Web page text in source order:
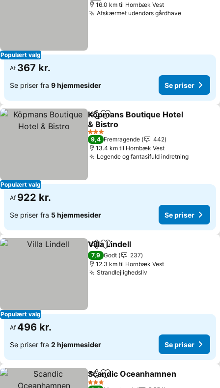
Populært valg
16.0 km til Hornbæk Vest
Afskærmet udendørs gårdhave
Af 367 kr.
Se priser fra 9 hjemmesider Se priser
Populært valg
Del Føj til favoritter
Köpmans Boutique Hotel
& Bistro
3 Stjerner
9,4 Fremragende
442
13.4 km til Hornbæk Vest
Legende og fantasifuld indretning
Af 922 kr.
Se priser fra 5 hjemmesider Se priser
Populært valg
Del Føj til favoritter
Villa Lindell
7,9 Godt
237
12.3 km til Hornbæk Vest
Strandlejlighedsliv
Af 496 kr.
Se priser fra 2 hjemmesider Se priser
Del Føj til favoritter
Scandic Oceanhamnen
3 Stjerner